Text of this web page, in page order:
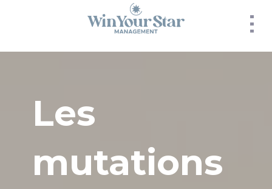
Les
mutations